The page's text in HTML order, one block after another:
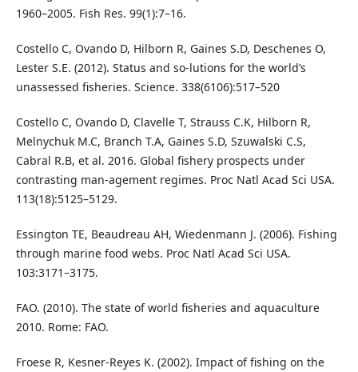
1960–2005. Fish Res. 99(1):7–16.
Costello C, Ovando D, Hilborn R, Gaines S.D, Deschenes O,
Lester S.E. (2012). Status and so-lutions for the world’s
unassessed fisheries. Science. 338(6106):517–520
Costello C, Ovando D, Clavelle T, Strauss C.K, Hilborn R,
Melnychuk M.C, Branch T.A, Gaines S.D, Szuwalski C.S,
Cabral R.B, et al. 2016. Global fishery prospects under
contrasting man-agement regimes. Proc Natl Acad Sci USA.
113(18):5125–5129.
Essington TE, Beaudreau AH, Wiedenmann J. (2006). Fishing
through marine food webs. Proc Natl Acad Sci USA.
103:3171–3175.
FAO. (2010). The state of world ﬁsheries and aquaculture
2010. Rome: FAO.
Froese R, Kesner-Reyes K. (2002). Impact of fishing on the